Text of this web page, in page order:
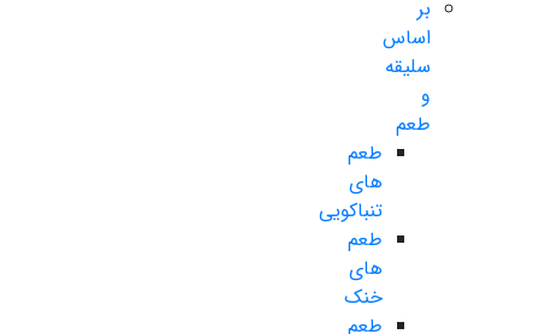
بر
اساس
سلیقه
و
طعم
طعم
های
تنباکویی
طعم
های
خنک
طعم